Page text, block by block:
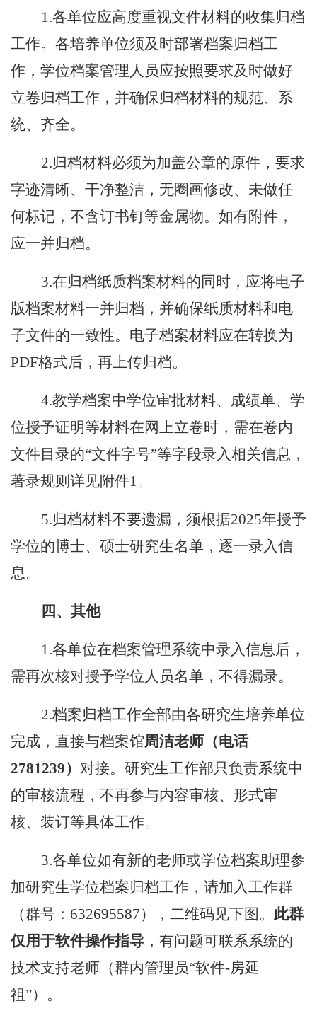
1.各单位应高度重视文件材料的收集归档
工作。各培养单位须及时部署档案归档工
作，学位档案管理人员应按照要求及时做好
立卷归档工作，并确保归档材料的规范、系
统、 齐全。
2.归档材料必须为加盖公章的原件，要求
字迹清晰、干净整洁 ， 无圈画修改、 未做任
何标记 ， 不含订书钉等金属物。如有附件，
应一并归档。
3.在归档纸质档案材料的同时，应将电子
版档案材料一并归档，并确保纸质材料和电
子文件的一致性。电子档案材料应在转换为
PDF格式后，再上传归档。
4.教学档案中学位审批材料、 成绩单、 学
位授予证明等材料在网上立卷时，需在卷内
文件目录的“文件字号”等字段录入相关信息，
著录规则详见附件1。
5.归档材料不要遗漏，须根据2025年授予
学位的博士、硕士研究生名单，逐一录入信
息。
四、其他
1.各单位在档案管理系统中录入信息后，
需再次核对授予学位人员名单，不得漏录。
2.档案归档工作全部由各研究生培养单位
完成，直接与档案馆周洁老师（电话
2781239） 对接。研究生工作部只负责系统中
的审核流程，不再参与内容审核、形式审
核、装订等具体工作。
3.各单位如有新的老师或学位档案助理参
加研究生学位档案归档工作 ，请加入工作群
（群号： 632695587） ，二维码见下图。 此群
仅用于软件操作指导 ，有问题可联系系统的
技术支持老师（群内管理员“软件-房延
祖”）。